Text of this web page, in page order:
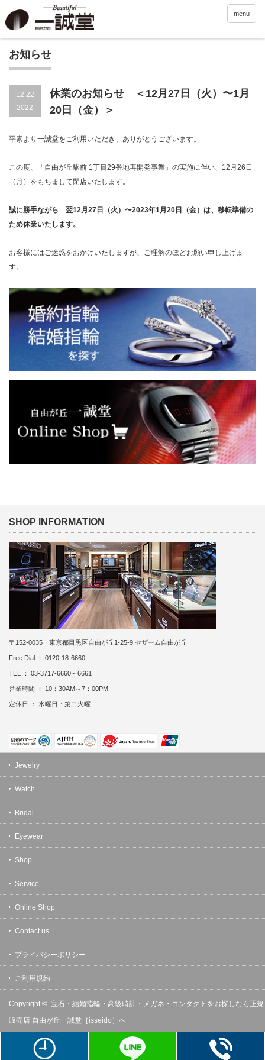
menu
お知らせ
12.22
2022
休業のお知らせ ＜12月27日（火）〜1月
20日（金）＞
平素より一誠堂をご利用いただき、ありがとうございます。
この度、「自由が丘駅前 1丁目29番地再開発事業」の実施に伴い、12月26日
（月）をもちまして閉店いたします。
誠に勝手ながら 翌12月27日（火）〜2023年1月20日（金）は、 移転準備の
ため休業いたします。
お客様にはご迷惑をおかけいたしますが、ご理解のほどお願い申し上げま
す。
SHOP INFORMATION
〒152-0035 東京都目黒区自由が丘1-25-9 セザーム自由が丘
Free Dial ： 0120-18-6660
TEL ： 03-3717-6660～6661
営業時間 ： 10：30AM～7：00PM
定休日 ： 水曜日・第二火曜
Jewelry
Watch
Bridal
Eyewear
Shop
Service
Online Shop
Contact us
プライバシーポリシー
ご利用規約
Copyright © 宝石・結婚指輪・高級時計・メガネ・コンタクトをお探しなら正規
販売店|自由が丘一誠堂［isseido］へ